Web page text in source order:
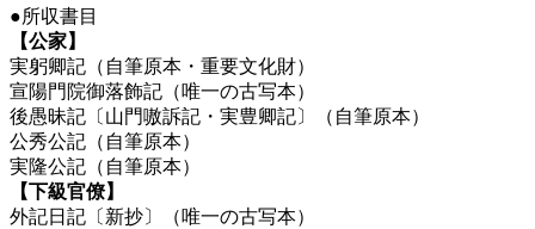
●所収書目
【公家】
実躬卿記（自筆原本・重要文化財）
宣陽門院御落飾記（唯一の古写本）
後愚昧記〔山門嗷訴記・実豊卿記〕（自筆原本）
公秀公記（自筆原本）
実隆公記（自筆原本）
【下級官僚】
外記日記〔新抄〕（唯一の古写本）